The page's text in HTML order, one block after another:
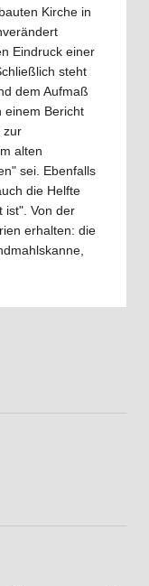
Kirche in
Eindruck einer
steht
dem Aufmaß
einem Bericht
zur
alten
sei. Ebenfalls
die Helfte
ist". Von der
erhalten: die